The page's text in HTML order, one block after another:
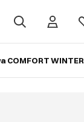
COMFORT WINTER